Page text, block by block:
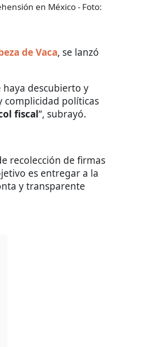
en México- Foto:
de Vaca, se lanzó
haya descubierto y
complicidad políticas
fiscal”, subrayó.
recolección de firmas
es entregar a la
y transparente